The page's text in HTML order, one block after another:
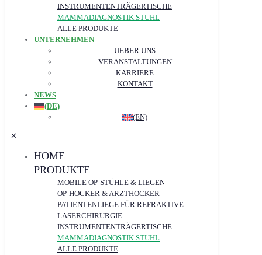
INSTRUMENTEN­­­TRÄGER­TISCHE
MAMMADIAGNOSTIK STUHL
ALLE PRODUKTE
UNTERNEHMEN
UEBER UNS
VERANSTALTUNGEN
KARRIERE
KONTAKT
NEWS
(DE)
(EN)
✕
HOME
PRODUKTE
MOBILE OP-STÜHLE & LIEGEN
OP-HOCKER & ARZTHOCKER
PATIENTENLIEGE FÜR REFRAKTIVE
LASERCHIRURGIE
INSTRUMENTEN­­­TRÄGER­TISCHE
MAMMADIAGNOSTIK STUHL
ALLE PRODUKTE